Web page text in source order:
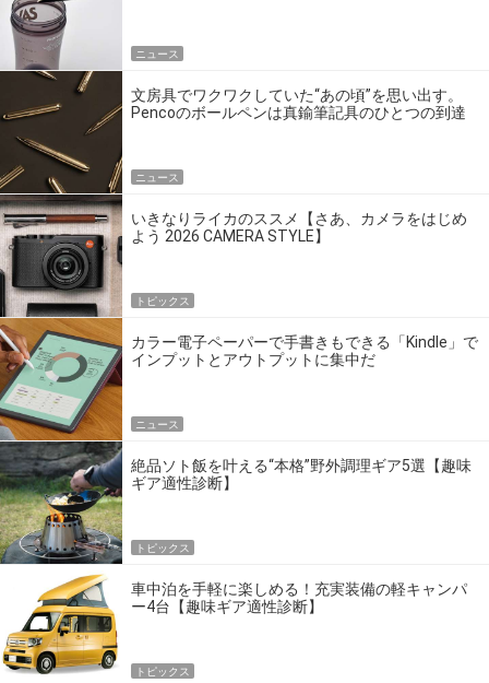
ニュース
文房具でワクワクしていた“あの頃”を思い出す。
Pencoのボールペンは真鍮筆記具のひとつの到達
ニュース
いきなりライカのススメ【さあ、カメラをはじめ
よう 2026 CAMERA STYLE】
トピックス
カラー電子ペーパーで手書きもできる「Kindle」で
インプットとアウトプットに集中だ
ニュース
絶品ソト飯を叶える“本格”野外調理ギア5選【趣味
ギア適性診断】
トピックス
車中泊を手軽に楽しめる！充実装備の軽キャンパ
ー4台【趣味ギア適性診断】
トピックス